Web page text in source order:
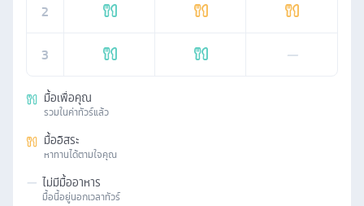
2
3 —
มื้อเพื่อคุณ
รวมในค่าทัวร์แล้ว
มื้ออิสระ
หาทานได้ตามใจคุณ
— ไม่มีมื้ออาหาร
มื้อนี้อยู่นอกเวลาทัวร์